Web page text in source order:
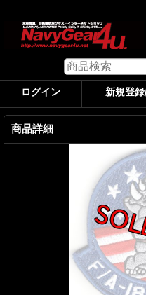
ログイン 新規登
商品詳細